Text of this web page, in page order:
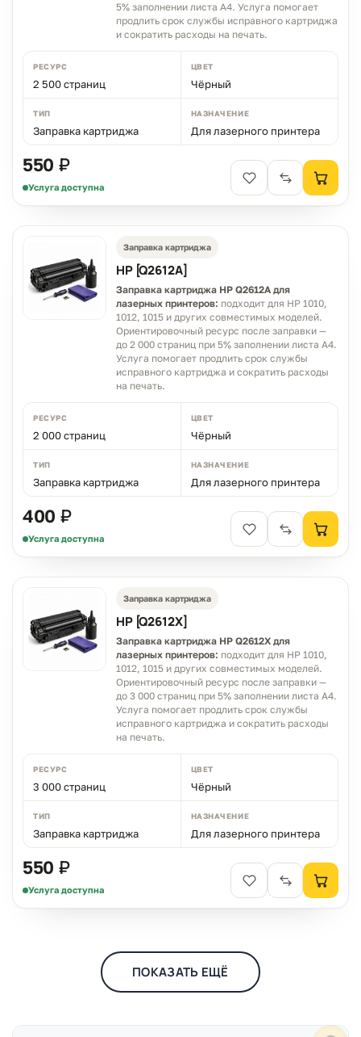
5% заполнении листа A4. Услуга помогает
продлить срок службы исправного картриджа
и сократить расходы на печать.
РЕСУРС
2 500 страниц
ЦВЕТ
Чёрный
ТИП
Заправка картриджа
НАЗНАЧЕНИЕ
Для лазерного принтера
550 ₽
Услуга доступна
Заправка картриджа
HP [Q2612A]
Заправка картриджа HP Q2612A для
лазерных принтеров: подходит для HP 1010,
1012, 1015 и других совместимых моделей.
Ориентировочный ресурс после заправки —
до 2 000 страниц при 5% заполнении листа A4.
Услуга помогает продлить срок службы
исправного картриджа и сократить расходы
на печать.
РЕСУРС
2 000 страниц
ЦВЕТ
Чёрный
ТИП
Заправка картриджа
НАЗНАЧЕНИЕ
Для лазерного принтера
400 ₽
Услуга доступна
Заправка картриджа
HP [Q2612X]
Заправка картриджа HP Q2612X для
лазерных принтеров: подходит для HP 1010,
1012, 1015 и других совместимых моделей.
Ориентировочный ресурс после заправки —
до 3 000 страниц при 5% заполнении листа A4.
Услуга помогает продлить срок службы
исправного картриджа и сократить расходы
на печать.
РЕСУРС
3 000 страниц
ЦВЕТ
Чёрный
ТИП
Заправка картриджа
НАЗНАЧЕНИЕ
Для лазерного принтера
550 ₽
Услуга доступна
ПОКАЗАТЬ ЕЩЁ
Чем можем помочь?
Ответим в рабочее время
MAX WhatsApp Telegram
neoprint_ykt@mail.ru
Быстрые действия
Статус заказа
Подбор картриджа